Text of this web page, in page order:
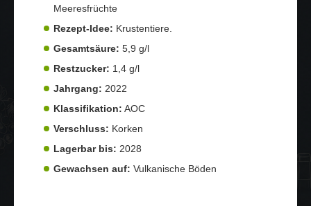
Meeresfrüchte
Rezept-Idee: Krustentiere.
Gesamtsäure: 5,9 g/l
Restzucker: 1,4 g/l
Jahrgang: 2022
Klassifikation: AOC
Verschluss: Korken
Lagerbar bis: 2028
Gewachsen auf: Vulkanische Böden